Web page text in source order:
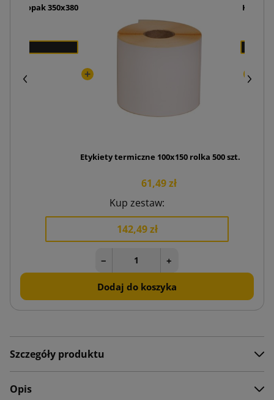
Foliopak 350x380
Etykiety termiczne 100x150 rolka 500 szt.
61,49 zł
Kup zestaw:
142,49 zł
− +
Dodaj do koszyka
Szczegóły produktu
Opis